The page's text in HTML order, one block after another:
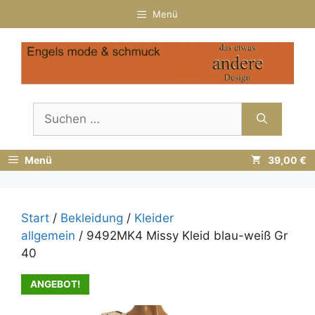
Inhalt
springen
Menü
nach:
Menü 39,00 €
Start / Bekleidung / Kleider
allgemein / 9492MK4 Missy Kleid blau-weiß Gr
40
ANGEBOT!